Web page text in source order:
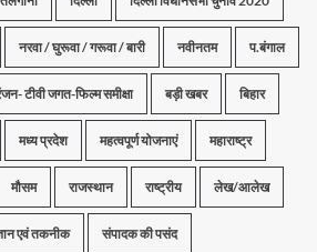
नरवा / घुरूवा / गरूवा / बारी नवीनतम प.बंगाल
टीवी जगत-फिल्म समीक्षा बड़ी खबर बिहार
मध्य प्रदेश महत्वपूर्ण योजनाएं महाराष्ट्र
मौसम राजस्थान राष्ट्रीय लेख/आलेख
एवं तकनीक संपादक की पसंद